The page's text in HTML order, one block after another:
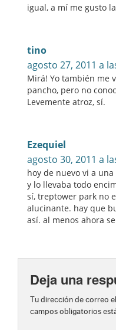
igual, a mí me gusto
tino
agosto 27, 2011 a
Mirá! Yo también me
pancho, pero no
Levemente atroz, sí.
Ezequiel
agosto 30, 2011 a
hoy de nuevo vi a
y lo llevaba todo
sí, treptower park no
alucinante. hay que
así. al menos ahora
Deja una
Tu dirección de correo
campos obligatorios